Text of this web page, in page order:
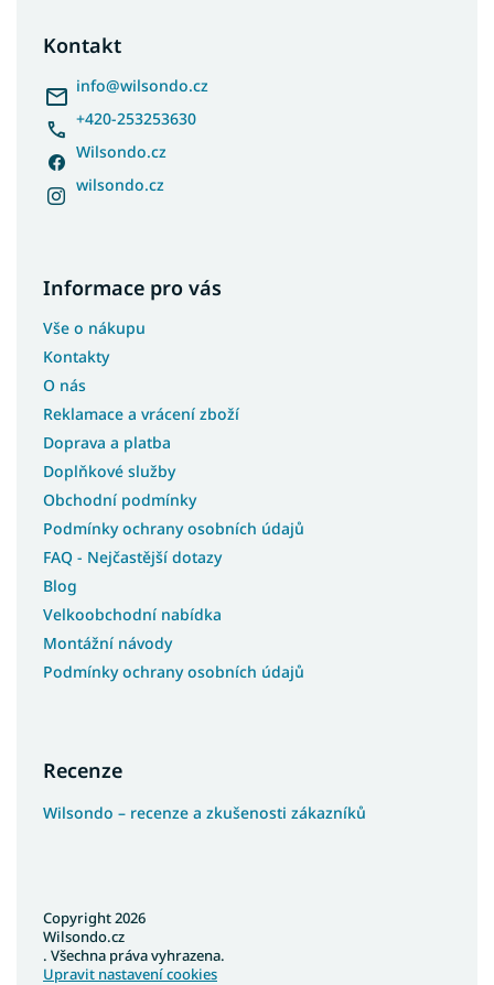
Kontakt
info@wilsondo.cz
+420-253253630
Wilsondo.cz
wilsondo.cz
Informace pro vás
Vše o nákupu
Kontakty
O nás
Reklamace a vrácení zboží
Doprava a platba
Doplňkové služby
Obchodní podmínky
Podmínky ochrany osobních údajů
FAQ - Nejčastější dotazy
Blog
Velkoobchodní nabídka
Montážní návody
Podmínky ochrany osobních údajů
Recenze
Wilsondo – recenze a zkušenosti zákazníků
Copyright 2026
Wilsondo.cz
. Všechna práva vyhrazena.
Upravit nastavení cookies